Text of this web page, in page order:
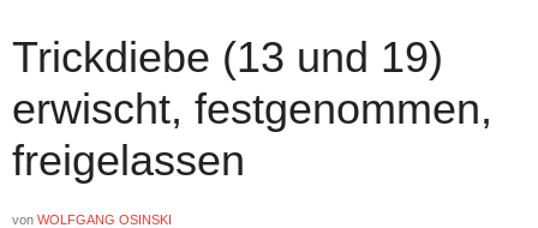
Trickdiebe (13 und 19)
erwischt, festgenommen,
freigelassen
von WOLFGANG OSINSKI